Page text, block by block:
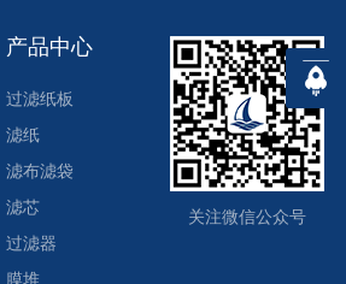
产品中心
过滤纸板
滤纸
滤布滤袋
滤芯
过滤器
膜堆
关注微信公众号